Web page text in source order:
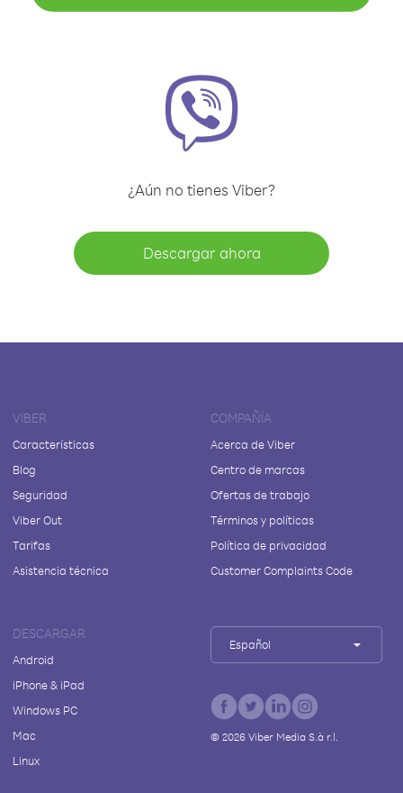
¿Aún no tienes Viber?
Descargar ahora
VIBER
Características
Blog
Seguridad
Viber Out
Tarifas
Asistencia técnica
COMPAÑÍA
Acerca de Viber
Centro de marcas
Ofertas de trabajo
Términos y políticas
Política de privacidad
Customer Complaints Code
DESCARGAR
Android
iPhone & iPad
Windows PC
Mac
Linux
Español
© 2026Viber Media S.à r.l.